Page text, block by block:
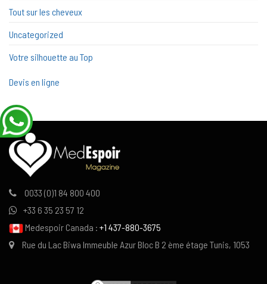
Tout sur les cheveux
Uncategorized
Votre silhouette au Top
Devis en ligne
0033 (0)1 84 800 400
+33 6 35 23 57 12
Medespoir Canada : +1 437-880-3675
Rue du Lac Biwa Immeuble Azur Bloc B 2 ème étage Tunis, 1053